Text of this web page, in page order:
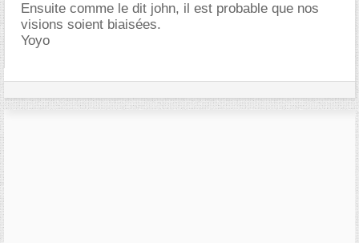
Ensuite comme le dit john, il est probable que nos
visions soient biaisées.
Yoyo